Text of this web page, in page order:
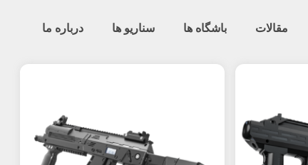
مقالات باشگاه ها سناریو ها درباره ما